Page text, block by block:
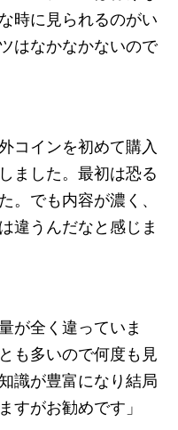
時に見られるのがい
はなかなかないので
コインを初めて購入
ました。最初は恐る
。でも内容が濃く、
違うんだなと感じま
が全く違っていま
も多いので何度も見
識が豊富になり結局
すがお勧めです」